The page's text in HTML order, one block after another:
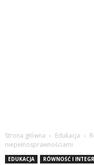
Strona główna Edukacja
niepełnosprawnościami
EDUKACJA RÓWNOŚĆ I